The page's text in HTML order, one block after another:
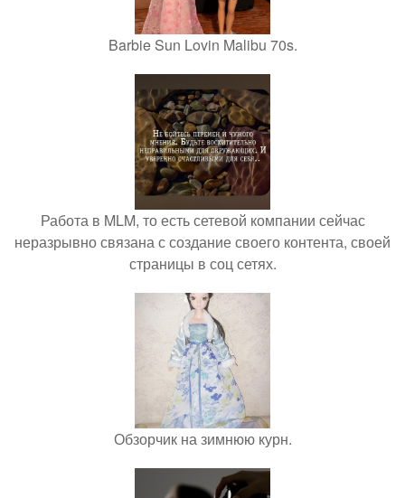
Barbie Sun Lovin Malibu 70s.
Работа в MLM, то есть сетевой компании сейчас
неразрывно связана с создание своего контента, своей
страницы в соц сетях.
Обзорчик на зимнюю курн.